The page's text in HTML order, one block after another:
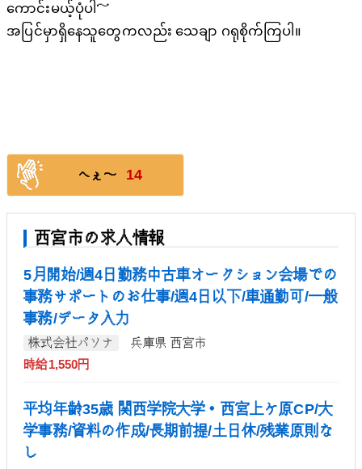
ကောင်းမယ့်ပုံပါ～
အပြင်မှာရှိနေသူတွေကလည်း သေချာ ဂရုစိုက်ကြပါ။
へぇ〜 14
西宮市の求人情報
5月開始/週4日勤務中古車オークション会場での
事務サポートのお仕事/週4日以下/車通勤可/一般
事務/データ入力
株式会社パソナ
兵庫県 西宮市
時給1,550円
平均年齢35歳 関西学院大学・西宮上ケ原CP/大
学事務/資料の作成/長期前提/土日休/残業原則な
し